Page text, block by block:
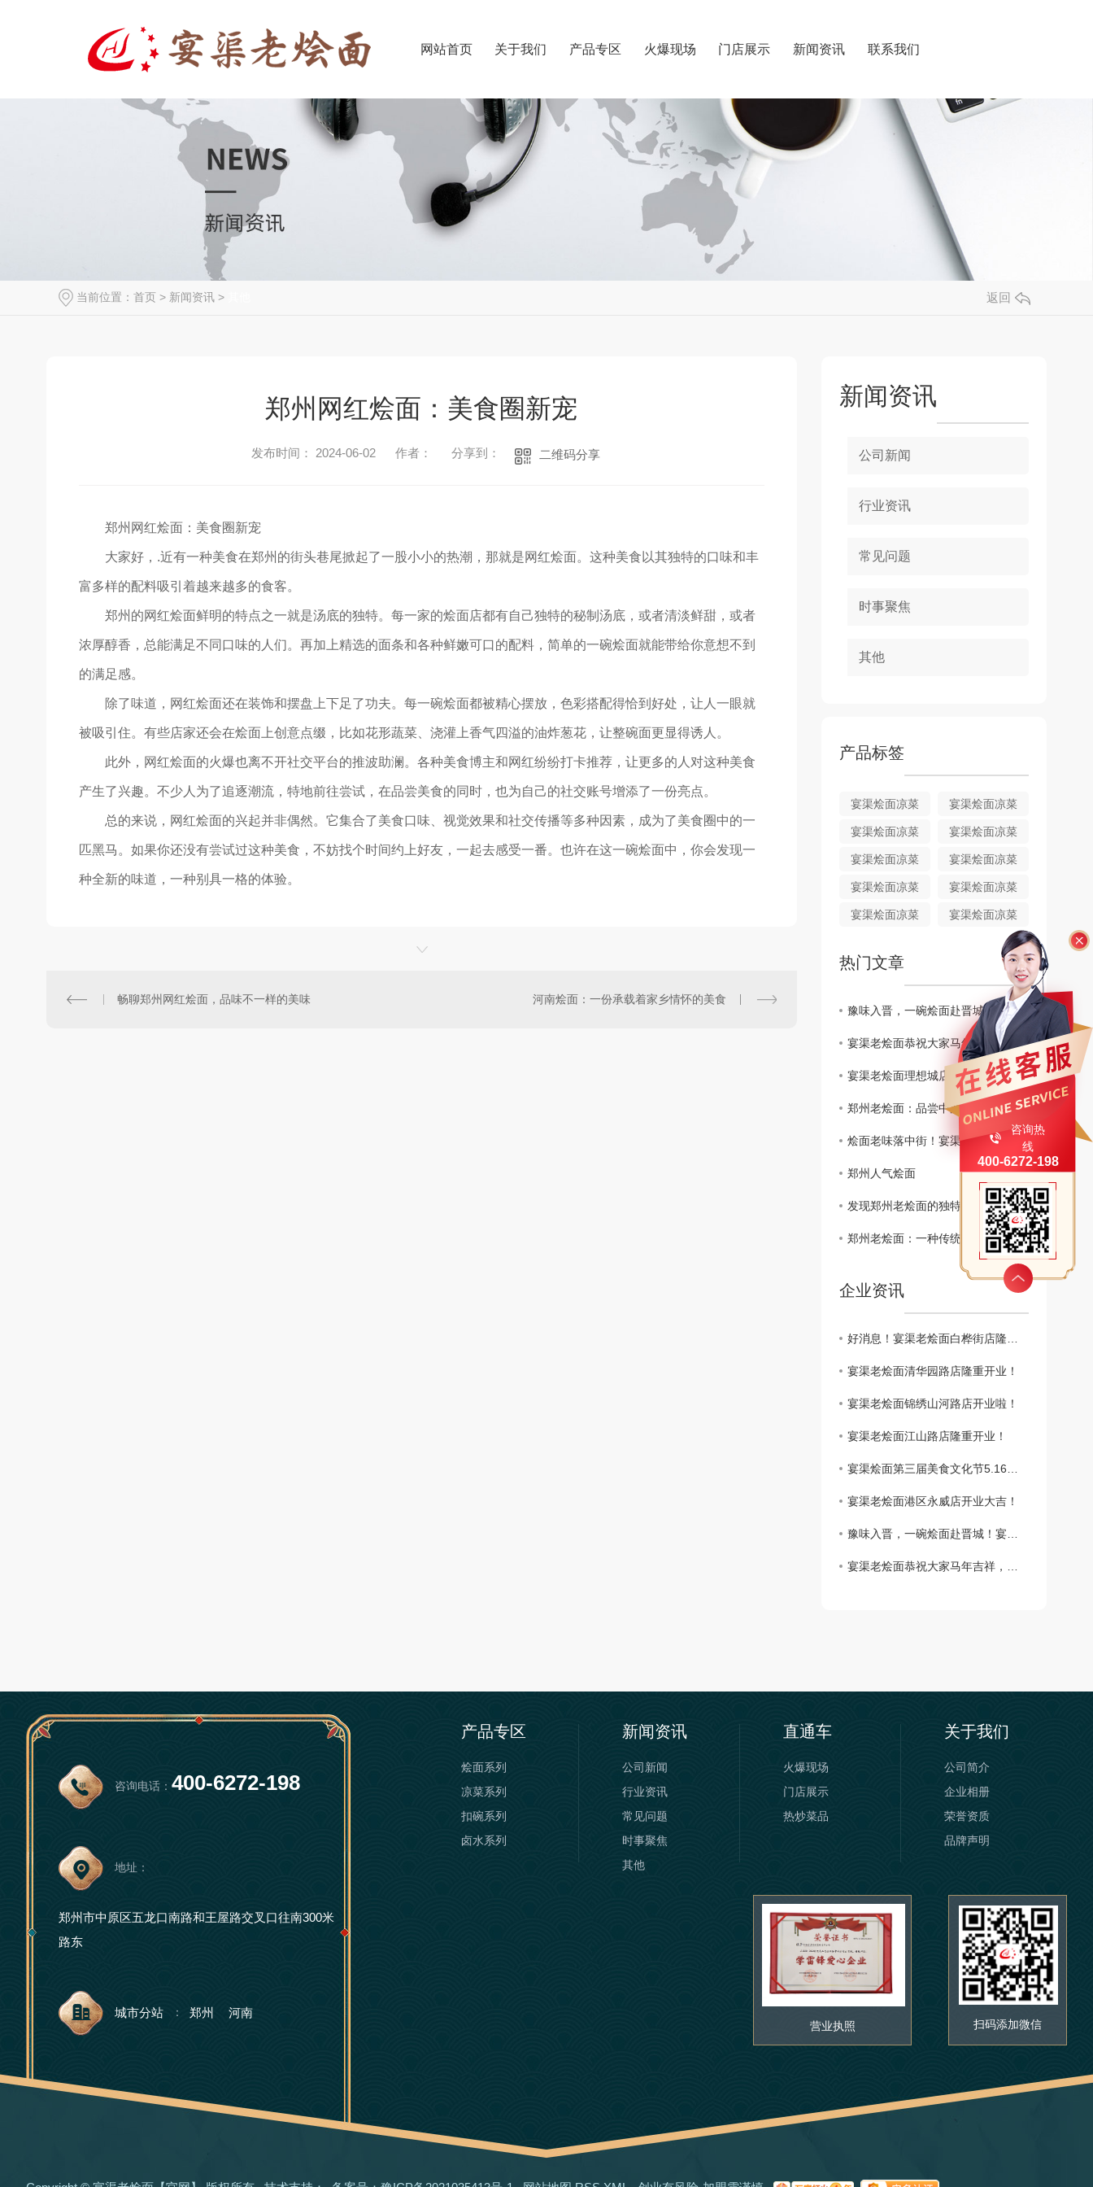
网站首页 关于我们 产品专区 火爆现场 门店展示 新闻资讯 联系我们
当前位置： 首页 > 新闻资讯 > 返回
郑州网红烩面：美食圈新宠
发布时间： 2024-06-02 作者： 分享到： 二维码分享
郑州网红烩面：美食圈新宠
大家好，.近有一种美食在郑州的街头巷尾掀起了一股小小的热潮，那就是网红烩面。这种美食以其独特的口味和丰
富多样的配料吸引着越来越多的食客。
郑州的网红烩面鲜明的特点之一就是汤底的独特。每一家的烩面店都有自己独特的秘制汤底，或者清淡鲜甜，或者
浓厚醇香，总能满足不同口味的人们。再加上精选的面条和各种鲜嫩可口的配料，简单的一碗烩面就能带给你意想不到
的满足感。
除了味道，网红烩面还在装饰和摆盘上下足了功夫。每一碗烩面都被精心摆放，色彩搭配得恰到好处，让人一眼就
被吸引住。有些店家还会在烩面上创意点缀，比如花形蔬菜、浇灌上香气四溢的油炸葱花，让整碗面更显得诱人。
此外，网红烩面的火爆也离不开社交平台的推波助澜。各种美食博主和网红纷纷打卡推荐，让更多的人对这种美食
产生了兴趣。不少人为了追逐潮流，特地前往尝试，在品尝美食的同时，也为自己的社交账号增添了一份亮点。
总的来说，网红烩面的兴起并非偶然。它集合了美食口味、视觉效果和社交传播等多种因素，成为了美食圈中的一
匹黑马。如果你还没有尝试过这种美食，不妨找个时间约上好友，一起去感受一番。也许在这一碗烩面中，你会发现一
种全新的味道，一种别具一格的体验。
畅聊郑州网红烩面，品味不一样的美味 河南烩面：一份承载着家乡情怀的美食
新闻资讯
公司新闻
行业资讯
常见问题
时事聚焦
其他
产品标签
宴渠烩面凉菜 宴渠烩面凉菜
宴渠烩面凉菜 宴渠烩面凉菜
宴渠烩面凉菜 宴渠烩面凉菜
宴渠烩面凉菜 宴渠烩面凉菜
宴渠烩面凉菜 宴渠烩面凉菜
热门文章
豫味入晋，一碗烩面赴晋城！宴渠老烩面山西晋城店盛大开业
宴渠老烩面恭祝大家马年吉祥，万事顺遂，阖家幸福
宴渠老烩面理想城店开业啦！
郑州老烩面：品尝中原地区美食的..选择
郑州人气烩面
发现郑州老烩面的独特魅力和历史渊源
郑州老烩面：一种传统美味的品尝之旅
企业资讯
好消息！宴渠老烩面白桦街店隆重开业啦！
宴渠老烩面清华园路店隆重开业！
宴渠老烩面锦绣山河路店开业啦！
宴渠老烩面江山路店隆重开业！
宴渠烩面第三届美食文化节5.16号金桂街隆重举办！
宴渠老烩面港区永威店开业大吉！
豫味入晋，一碗烩面赴晋城！宴渠老烩面山西晋城店盛大开业
宴渠老烩面恭祝大家马年吉祥，万事顺遂，阖家幸福
咨询电话： 400-6272-198
地址：
郑州市中原区五龙口南路和王屋路交叉口往南300米
路东
城市分站 ： 郑州 河南
产品专区
烩面系列
凉菜系列
扣碗系列
卤水系列
新闻资讯
公司新闻
行业资讯
常见问题
时事聚焦
其他
直通车
火爆现场
门店展示
热炒菜品
关于我们
公司简介
企业相册
荣誉资质
品牌声明
营业执照 扫码添加微信
咨询热
线
400-6272-198